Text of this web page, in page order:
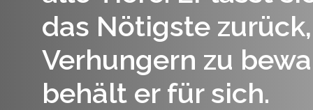
das Nötigste
Verhungern zu
behält er für sich.